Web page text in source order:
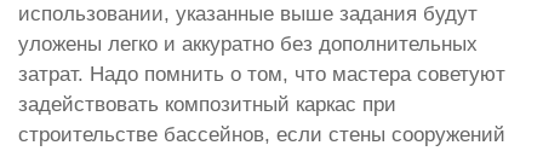
использовании, указанные выше задания будут
уложены легко и аккуратно без дополнительных
затрат. Надо помнить о том, что мастера советуют
задействовать композитный каркас при
строительстве бассейнов, если стены сооружений